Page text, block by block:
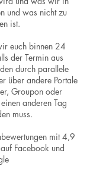
und was nicht zu
ist.
euch binnen 24
der Termin aus
durch parallele
über andere Portale
Groupon oder
anderen Tag
muss.
mit 4,9
Facebook und